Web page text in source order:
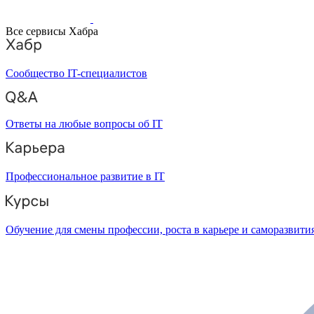
Все сервисы Хабра
Сообщество IT-специалистов
Ответы на любые вопросы об IT
Профессиональное развитие в IT
Обучение для смены профессии, роста в карьере и